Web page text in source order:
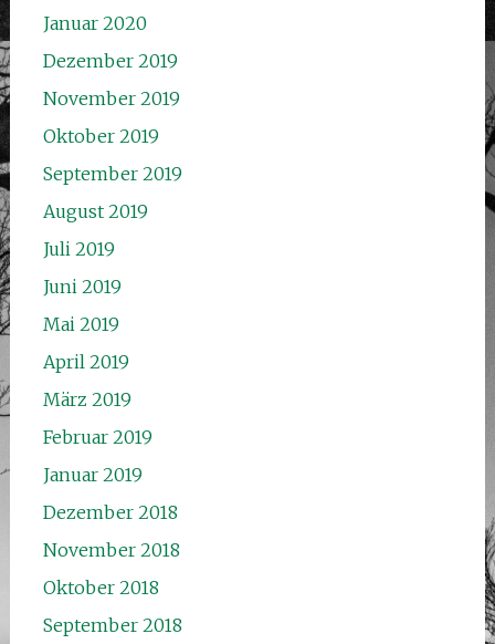
Januar 2020
Dezember 2019
November 2019
Oktober 2019
September 2019
August 2019
Juli 2019
Juni 2019
Mai 2019
April 2019
März 2019
Februar 2019
Januar 2019
Dezember 2018
November 2018
Oktober 2018
September 2018